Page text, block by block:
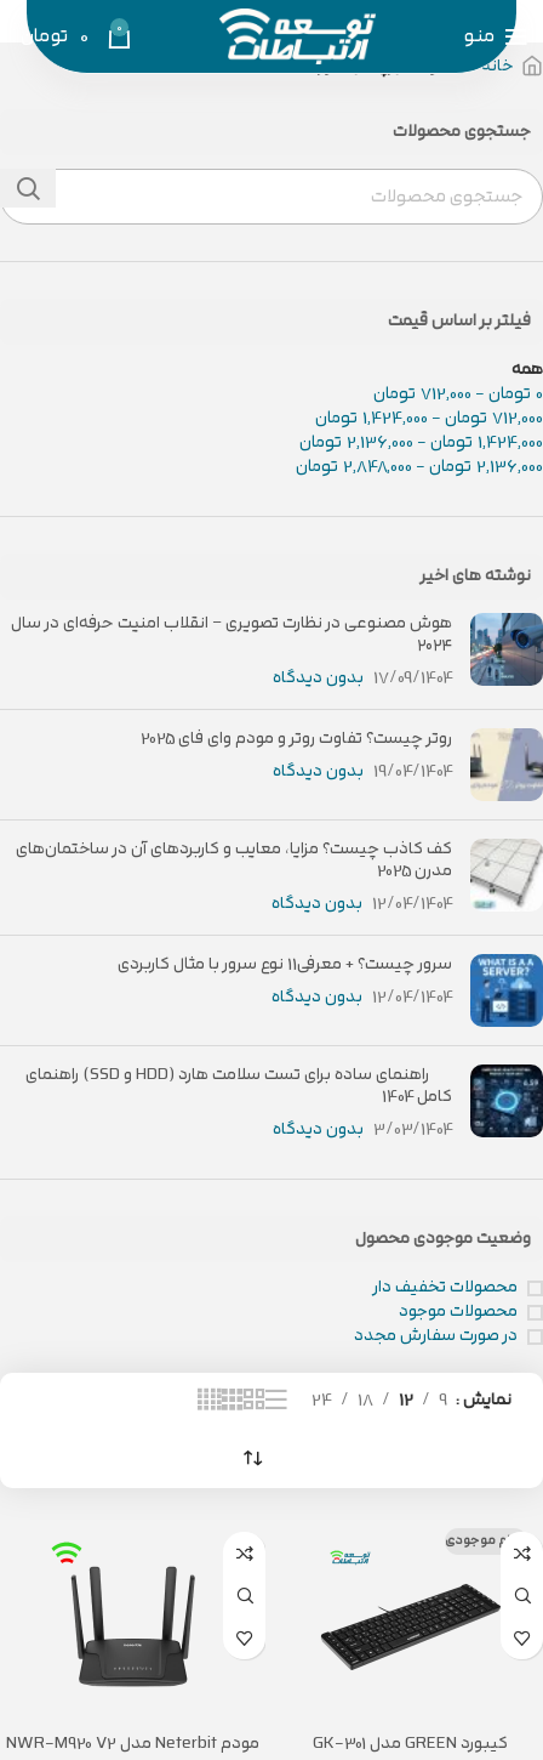
منو 0
0 تومان
خانه محصولات برچسب خورده “tovse”
جستجوی محصولات
فیلتر بر اساس قیمت
همه
0 تومان-
712,000 تومان
712,000 تومان-
1,424,000 تومان
1,424,000 تومان-
2,136,000 تومان
2,136,000 تومان-
2,848,000 تومان
نوشته های اخیر
هوش مصنوعی در نظارت تصویری – انقلاب امنیت حرفه‌ای در سال
۲۰۲۴
17/09/1404 بدون دیدگاه
روتر چیست؟ تفاوت روتر و مودم وای فای 2025
19/04/1404 بدون دیدگاه
کف کاذب چیست؟ مزایا، معایب و کاربردهای آن در ساختمان‌های
مدرن 2025
12/04/1404 بدون دیدگاه
سرور چیست؟ + معرفی11 نوع سرور با مثال کاربردی
12/04/1404 بدون دیدگاه
راهنمای ساده برای تست سلامت هارد (HDD و SSD) راهنمای
کامل 1404
3/03/1404 بدون دیدگاه
وضعیت موجودی محصول
محصولات تخفیف دار
محصولات موجود
در صورت سفارش مجدد
نمایش 9
12
18
24
اتمام موجودی
کیبورد GREEN مدل GK-301
مودم Neterbit مدل NWR-M920 V2